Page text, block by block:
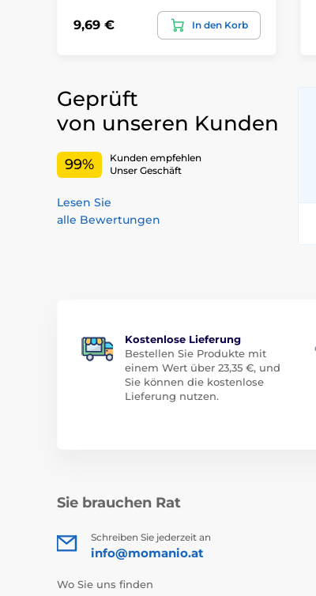
9,69 € In den Korb
Geprüft
von unseren Kunden
99%
Kunden empfehlen
Unser Geschäft
Lesen Sie
alle Bewertungen
Kostenlose Lieferung
Bestellen Sie Produkte mit
einem Wert über 23,35 €, und
Sie können die kostenlose
Lieferung nutzen.
Sie brauchen Rat
Schreiben Sie jederzeit an
info@momanio.at
Wo Sie uns finden